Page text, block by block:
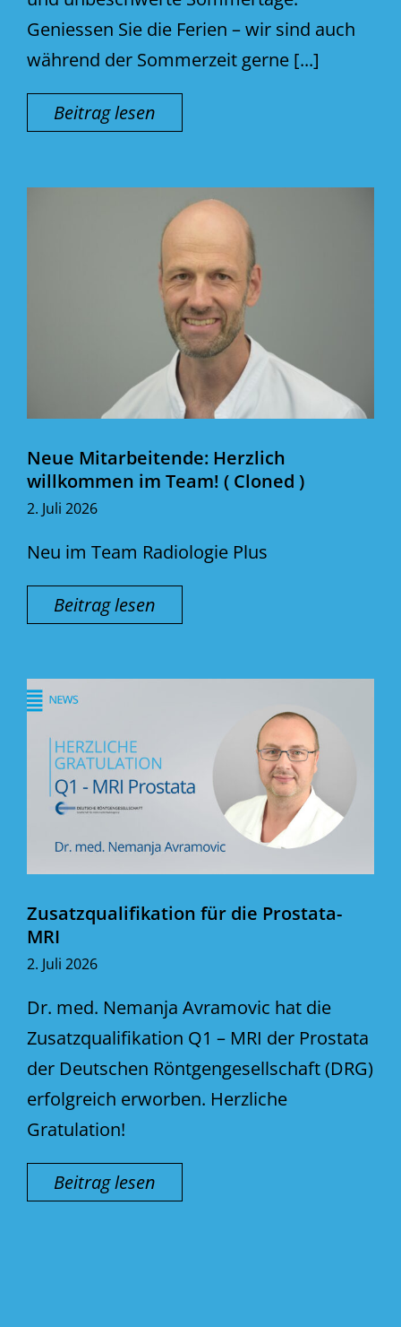
Geniessen Sie die Ferien – wir sind auch
während der Sommerzeit gerne [...]
Beitrag lesen
Neue Mitarbeitende: Herzlich
willkommen im Team! ( Cloned )
2. Juli 2026
Neu im Team Radiologie Plus
Beitrag lesen
Zusatzqualifikation für die Prostata-
MRI
2. Juli 2026
Dr. med. Nemanja Avramovic hat die
Zusatzqualifikation Q1 – MRI der Prostata
der Deutschen Röntgengesellschaft (DRG)
erfolgreich erworben. Herzliche
Gratulation!
Beitrag lesen